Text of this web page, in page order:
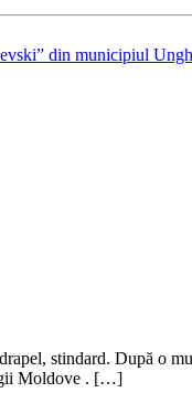
din municipiul
stindard. După o
Moldove . […]